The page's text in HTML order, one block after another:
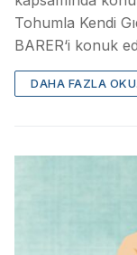
Tohumla Kendi
BARER‘i konuk
DAHA FAZLA